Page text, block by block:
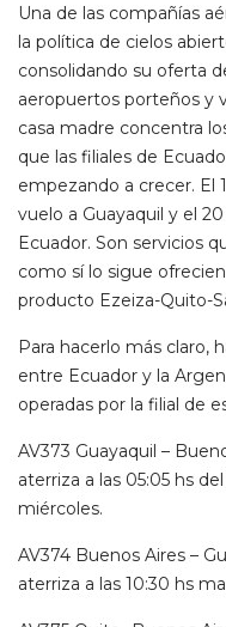
Una de las compañías
la política de cielos
consolidando su oferta
aeropuertos porteños y
casa madre concentra
que las filiales de
empezando a crecer. El
vuelo a Guayaquil y el
Ecuador. Son servicios
como sí lo sigue
producto Ezeiza-Quito-
Para hacerlo más claro,
entre Ecuador y la
operadas por la filial de
AV373 Guayaquil –
aterriza a las 05:05 hs
miércoles.
AV374 Buenos Aires –
aterriza a las 10:30 hs